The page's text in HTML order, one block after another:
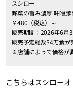
スシロー
野菜の旨み濃厚 味噌豚
￥480（税込）～
販売期間：2026年6月
販売予定総数54万食が
※店舗によって価格が
こちらはスシロー